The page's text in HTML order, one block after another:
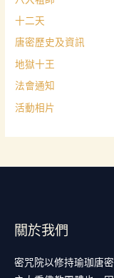
十二天
唐密歷史及資訊
地獄十王
法會通知
活動相片
關於我們
密咒院以修持瑜珈唐